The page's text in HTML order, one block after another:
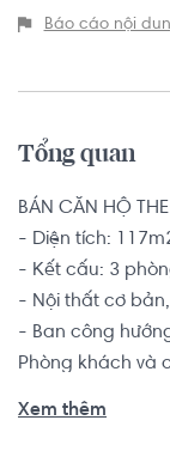
Báo cáo nội
Tổng quan
BÁN CĂN HỘ
- Diện tích:
- Kết cấu: 3
- Nội thất cơ
- Ban công
Phòng khách và
Xem thêm